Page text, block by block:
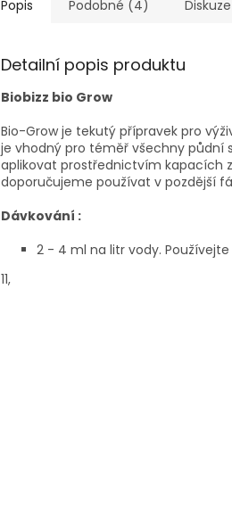
Popis Podobné (4) Diskuze
Detailní popis produktu
Biobizz bio Grow
Bio-Grow je tekutý přípravek pro
je vhodný pro téměř všechny půdní
aplikovat prostřednictvím kapacích
doporučujeme používat v pozdější
Dávkování :
2 - 4 ml na litr vody.
11,